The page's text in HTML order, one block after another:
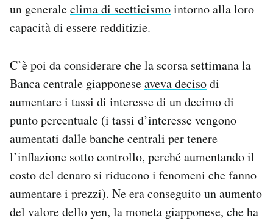
un generaleclima di scetticismointorno alla loro
capacità di essere redditizie.
C’è poi da considerare che la scorsa settimana la
Banca centrale giapponeseaveva decisodi
aumentare i tassi di interesse di un decimo di
punto percentuale (i tassi d’interesse vengono
aumentati dalle banche centrali per tenere
l’inflazione sotto controllo, perché aumentando il
costo del denaro si riducono i fenomeni che fanno
aumentare i prezzi). Ne era conseguito un aumento
del valore dello yen, la moneta giapponese, che ha